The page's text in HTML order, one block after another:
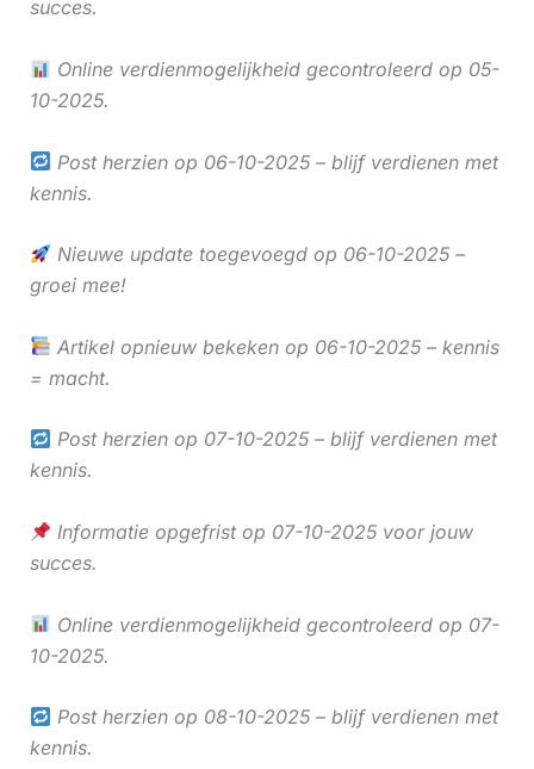
succes.
Online verdienmogelijkheid gecontroleerd op 05-
10-2025.
Post herzien op 06-10-2025 – blijf verdienen met
kennis.
Nieuwe update toegevoegd op 06-10-2025 –
groei mee!
Artikel opnieuw bekeken op 06-10-2025 – kennis
= macht.
Post herzien op 07-10-2025 – blijf verdienen met
kennis.
Informatie opgefrist op 07-10-2025 voor jouw
succes.
Online verdienmogelijkheid gecontroleerd op 07-
10-2025.
Post herzien op 08-10-2025 – blijf verdienen met
kennis.